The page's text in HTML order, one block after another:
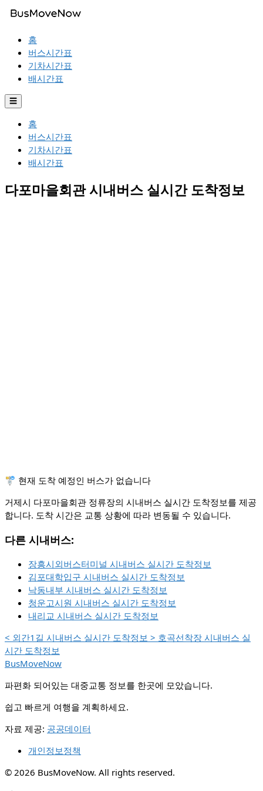
홈
버스시간표
기차시간표
배시간표
☰
홈
버스시간표
기차시간표
배시간표
다포마을회관 시내버스 실시간 도착정보
🚏 현재 도착 예정인 버스가 없습니다
거제시 다포마을회관 정류장의 시내버스 실시간 도착정보를 제공
합니다. 도착 시간은 교통 상황에 따라 변동될 수 있습니다.
다른 시내버스:
장흥시외버스터미널 시내버스 실시간 도착정보
김포대학입구 시내버스 실시간 도착정보
낙동내부 시내버스 실시간 도착정보
청운고시원 시내버스 실시간 도착정보
내리교 시내버스 실시간 도착정보
< 외간1길 시내버스 실시간 도착정보 > 호곡선착장 시내버스 실
시간 도착정보
BusMoveNow
파편화 되어있는 대중교통 정보를 한곳에 모았습니다.
쉽고 빠르게 여행을 계획하세요.
자료 제공: 공공데이터
개인정보정책
© 2026 BusMoveNow. All rights reserved.